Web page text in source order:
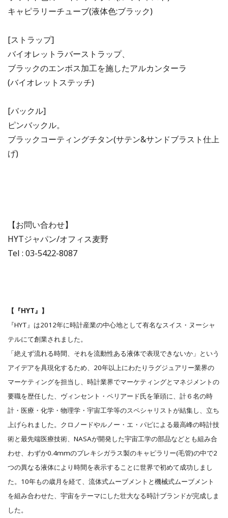
キャピラリーチューブ(液体色:ブラック)
[ストラップ]
バイオレットラバーストラップ、
ブラックのエンボス加工を施したアルカンターラ
(バイオレットステッチ)
[バックル]
ピンバックル。
ブラックコーティングチタン(サテン&サンドブラスト仕上
げ)
【お問い合わせ】
HYTジャパン/オフィス麦野
Tel : 03-5422-8087
【『HYT』】
『HYT』は2012年に時計産業の中心地として有名なスイス・ヌーシャ
テルにて創業されました。
「絶えず流れる時間、それを流動性ある液体で表現できないか」という
アイデアを具現化するため、20年以上にわたりラグジュアリー業界の
マーケティングを担当し、時計業界でマーケティングとマネジメントの
要職を歴任した、ヴィンセント・ペリアード氏を筆頭に、計６名の時
計・医療・化学・物理学・宇宙工学等のスペシャリストが結集し、立ち
上げられました。クロノードやルノー・エ・パピによる最高峰の時計技
術と最先端医療技術、NASAが開発した宇宙工学の部品などとも組み合
わせ、わずか0.4mmのプレキシガラス製のキャピラリー(毛管)の中で2
つの異なる液体により時間を表示することに世界で初めて成功しまし
た。10年もの歳月を経て、流体式ムーブメントと機械式ムーブメント
を組み合わせた、宇宙をテーマにした壮大なる時計ブランドが完成しま
した。